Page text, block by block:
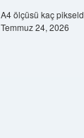
A4 ölçüsü kaç
Temmuz 24, 2026